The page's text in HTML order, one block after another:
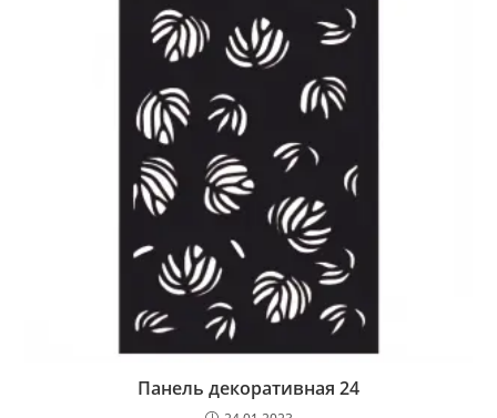
Панель декоративная 24